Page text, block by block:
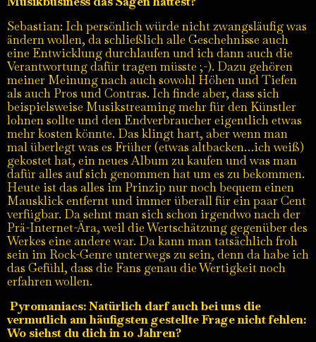
Sebastian: Ich persönlich würde nicht zwangsläufig was
ändern wollen, da schließlich alle Geschehnisse auch
eine Entwicklung durchlaufen und ich dann auch die
Verantwortung dafür tragen müsste ;-). Dazu gehören
meiner Meinung nach auch sowohl Höhen und Tiefen
als auch Pros und Contras. Ich finde aber, dass sich
beispielsweise Musikstreaming mehr für den Künstler
lohnen sollte und den Endverbraucher eigentlich etwas
mehr kosten könnte. Das klingt hart, aber wenn man
mal überlegt was es Früher (etwas altbacken…ich weiß)
gekostet hat, ein neues Album zu kaufen und was man
dafür alles auf sich genommen hat um es zu bekommen.
Heute ist das alles im Prinzip nur noch bequem einen
Mausklick entfernt und immer überall für ein paar Cent
verfügbar. Da sehnt man sich schon irgendwo nach der
Prä-Internet-Ära, weil die Wertschätzung gegenüber des
Werkes eine andere war. Da kann man tatsächlich froh
sein im Rock-Genre unterwegs zu sein, denn da habe ich
das Gefühl, dass die Fans genau die Wertigkeit noch
erfahren wollen.
Pyromaniacs: Natürlich darf auch bei uns die
vermutlich am häufigsten gestellte Frage nicht fehlen:
Wo siehst du dich in 10 Jahren?